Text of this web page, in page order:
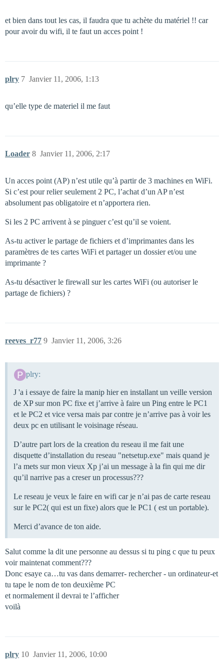
et bien dans tout les cas, il faudra que tu achète du matériel !! car
pour avoir du wifi, il te faut un acces point !
plry Janvier 11, 2006, 1:13
7
qu’elle type de materiel il me faut
Loader Janvier 11, 2006, 2:17
8
Un acces point (AP) n’est utile qu’à partir de 3 machines en WiFi.
Si c’est pour relier seulement 2 PC, l’achat d’un AP n’est
absolument pas obligatoire et n’apportera rien.
Si les 2 PC arrivent à se pinguer c’est qu’il se voient.
As-tu activer le partage de fichiers et d’imprimantes dans les
paramètres de tes cartes WiFi et partager un dossier et/ou une
imprimante ?
As-tu désactiver le firewall sur les cartes WiFi (ou autoriser le
partage de fichiers) ?
reeves_r77 Janvier 11, 2006, 3:26
9
plry:
J 'a i essaye de faire la manip hier en installant un veille version
de XP sur mon PC fixe et j’arrive à faire un Ping entre le PC1
et le PC2 et vice versa mais par contre je n’arrive pas à voir les
deux pc en utilisant le voisinage réseau.
D’autre part lors de la creation du reseau il me fait une
disquette d’installation du reseau "netsetup.exe" mais quand je
l’a mets sur mon vieux Xp j’ai un message à la fin qui me dir
qu’il narrive pas a creser un processus???
Le reseau je veux le faire en wifi car je n’ai pas de carte reseau
sur le PC2( qui est un fixe) alors que le PC1 ( est un portable).
Merci d’avance de ton aide.
Salut comme la dit une personne au dessus si tu ping c que tu peux
voir maintenat comment???
Donc esaye ca…tu vas dans demarrer- rechercher - un ordinateur-et
tu tape le nom de ton deuxième PC
et normalement il devrai te l’afficher
voilà
plry Janvier 11, 2006, 10:00
10